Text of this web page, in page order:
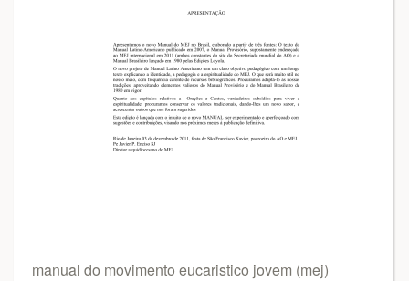
manual do movimento eucaristico jovem (mej)